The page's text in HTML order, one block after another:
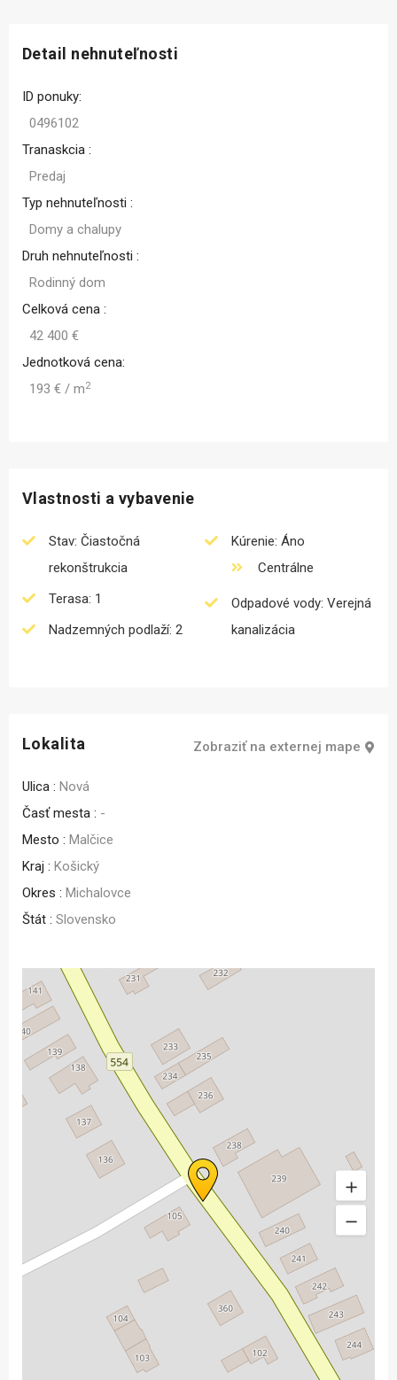
Detail nehnuteľnosti
ID ponuky:
0496102
Tranaskcia :
Predaj
Typ nehnuteľnosti :
Domy a chalupy
Druh nehnuteľnosti :
Rodinný dom
Celková cena :
42 400 €
Jednotková cena:
193 € / m2
Vlastnosti a vybavenie
Stav: Čiastočná
rekonštrukcia
Terasa: 1
Nadzemných podlaží: 2
Kúrenie: Áno
Centrálne
Odpadové vody: Verejná
kanalizácia
Lokalita Zobraziť na externej mape
Ulica : Nová
Časť mesta : -
Mesto : Malčice
Kraj : Košický
Okres : Michalovce
Štát : Slovensko